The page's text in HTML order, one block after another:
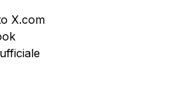
X.com